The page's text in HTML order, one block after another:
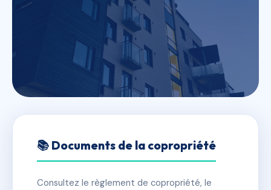
SDC 4 rue Auvray-4 Rue
Dunant
📍 5 r auvray 50100 Cherbourg-en-Cotentin
📚 Documents de la copropriété
Consultez le règlement de copropriété, le